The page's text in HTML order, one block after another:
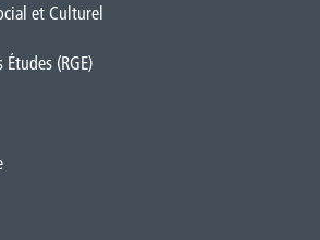
et Culturel
(RGE)